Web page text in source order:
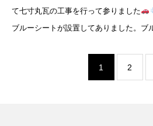
て七寸丸瓦の工事を行って参りました
ブルーシートが設置してありました。ブ
1 2